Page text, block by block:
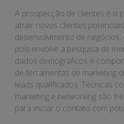
A prospecção de clientes é o
atrair novos clientes
desenvolvimento de
pois envolve a pesquisa de
dados demográficos e
de ferramentas de marketing
leads qualificados. Técnicas
marketing e networking são
para iniciar o contato com